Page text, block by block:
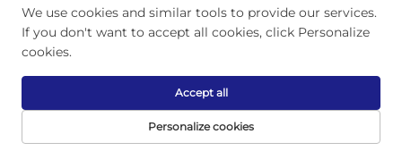
Drepturi de autor © 2025 Zhangjiagang Xinfang Packaging
Derulează spre sus
We use cookies and similar tools to provide our services.
If you don't want to accept all cookies, click Personalize
cookies.
Personalize cookies
Accept all